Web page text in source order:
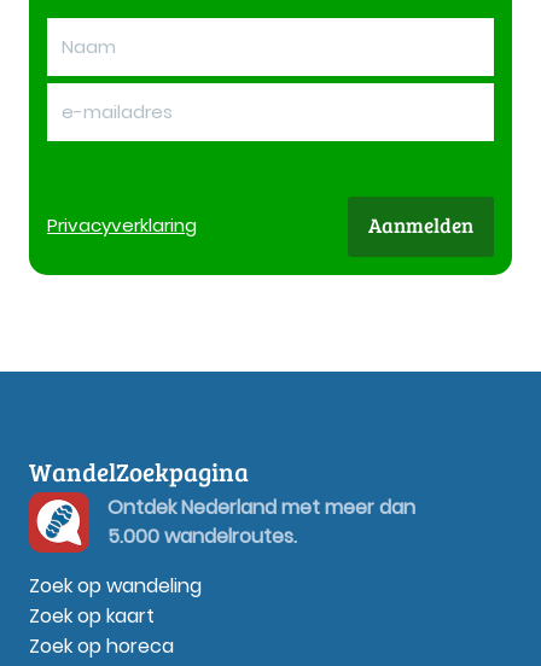
Privacyverklaring Aanmelden
WandelZoekpagina
Ontdek Nederland met meer dan
5.000 wandelroutes.
Zoek op wandeling
Zoek op kaart
Zoek op horeca